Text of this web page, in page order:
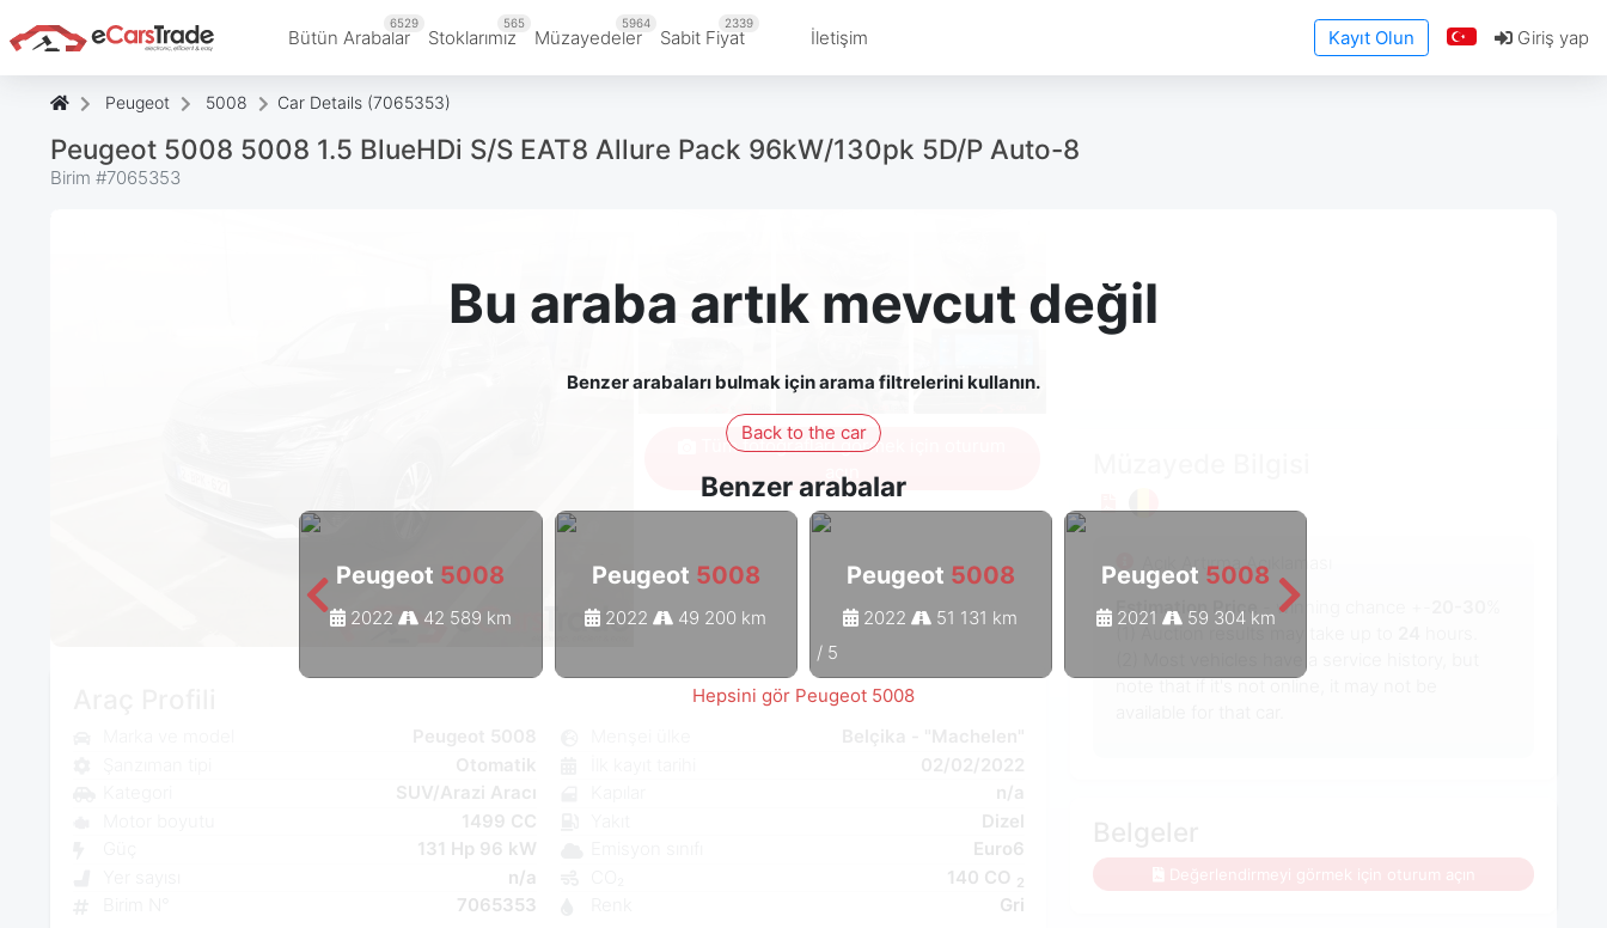
Bütün Arabalar
6529
Stoklarımız
565
Müzayedeler
5964
Sabit Fiyat
2339
İletişim Kayıt Olun Giriş yap
Peugeot 5008 Car Details (7065353)
Peugeot 5008 5008 1.5 BlueHDi S/S EAT8 Allure Pack 96kW/130pk 5D/P Auto-8
Birim #7065353
Bu araba artık mevcut değil
Benzer arabaları bulmak için arama filtrelerini kullanın.
Back to the car
Benzer arabalar
Peugeot 5008
2022 42 589 km
Peugeot 5008
2022 49 200 km
Peugeot 5008
2022 51 131 km
Peugeot 5008
2021 59 304 km
/ 5
Hepsini gör Peugeot 5008
Açık Artırma Açıklaması
Estimation Price
- winning chance +-
Değerlendirmeyi görmek için oturum açın
Tüm fotoğrafları görmek için oturum
açın
SUV/Arazi Aracı
1499 CC
131 Hp 96 kW
n/a
7065353
n/a
Dizel
Euro6
140 CO 2
Gri